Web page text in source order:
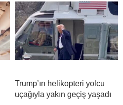
Trump’ın helikopteri yolcu
uçağıyla yakın geçiş yaşadı